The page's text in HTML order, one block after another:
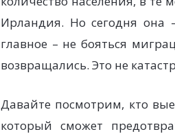
Ирландия. Но сегодня
главное – не бояться
возвращались. Это не
Давайте посмотрим, кто
который сможет